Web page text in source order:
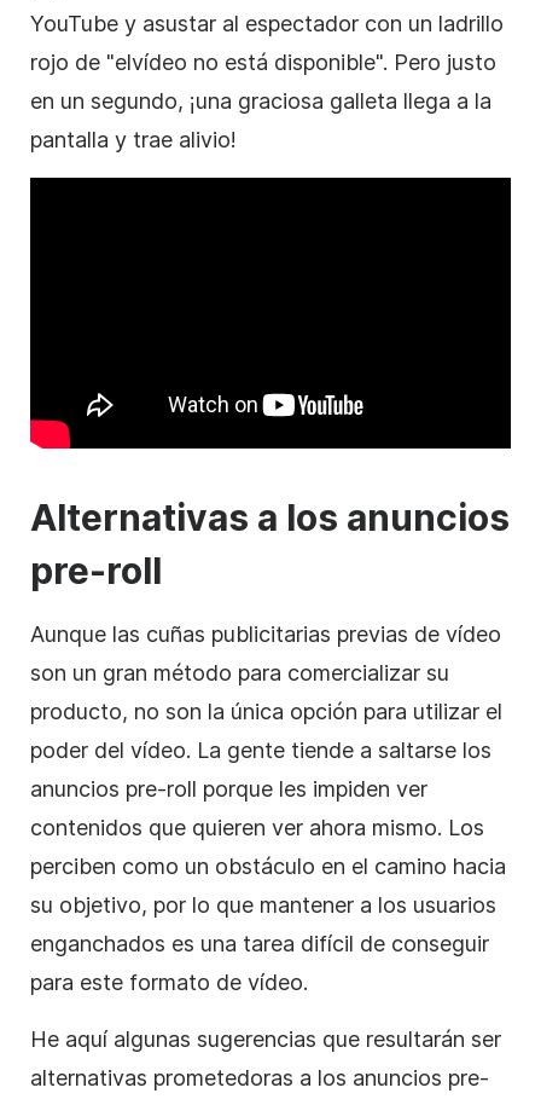
YouTube y asustar al espectador con un ladrillo
rojo de "elvídeo no está disponible". Pero justo
en un segundo, ¡una graciosa galleta llega a la
pantalla y trae alivio!
Alternativas a los anuncios
pre-roll
Aunque las cuñas publicitarias previas de vídeo
son un gran método para comercializar su
producto, no son la única opción para utilizar el
poder del vídeo. La gente tiende a saltarse los
anuncios pre-roll porque les impiden ver
contenidos que quieren ver ahora mismo. Los
perciben como un obstáculo en el camino hacia
su objetivo, por lo que mantener a los usuarios
enganchados es una tarea difícil de conseguir
para este formato de vídeo.
He aquí algunas sugerencias que resultarán ser
alternativas prometedoras a los anuncios pre-